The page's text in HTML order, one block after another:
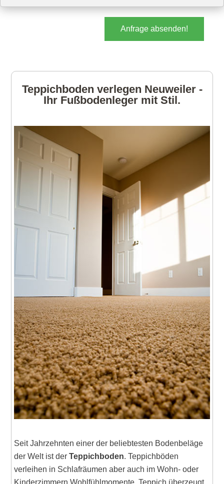
Anfrage absenden!
Teppichboden verlegen Neuweiler -
Ihr Fußbodenleger mit Stil.
Seit Jahrzehnten einer der beliebtesten Bodenbeläge
der Welt ist derTeppichboden. Teppichböden
verleihen in Schlafräumen aber auch im Wohn- oder
Kinderzimmern Wohlfühlmomente. Teppich überzeugt